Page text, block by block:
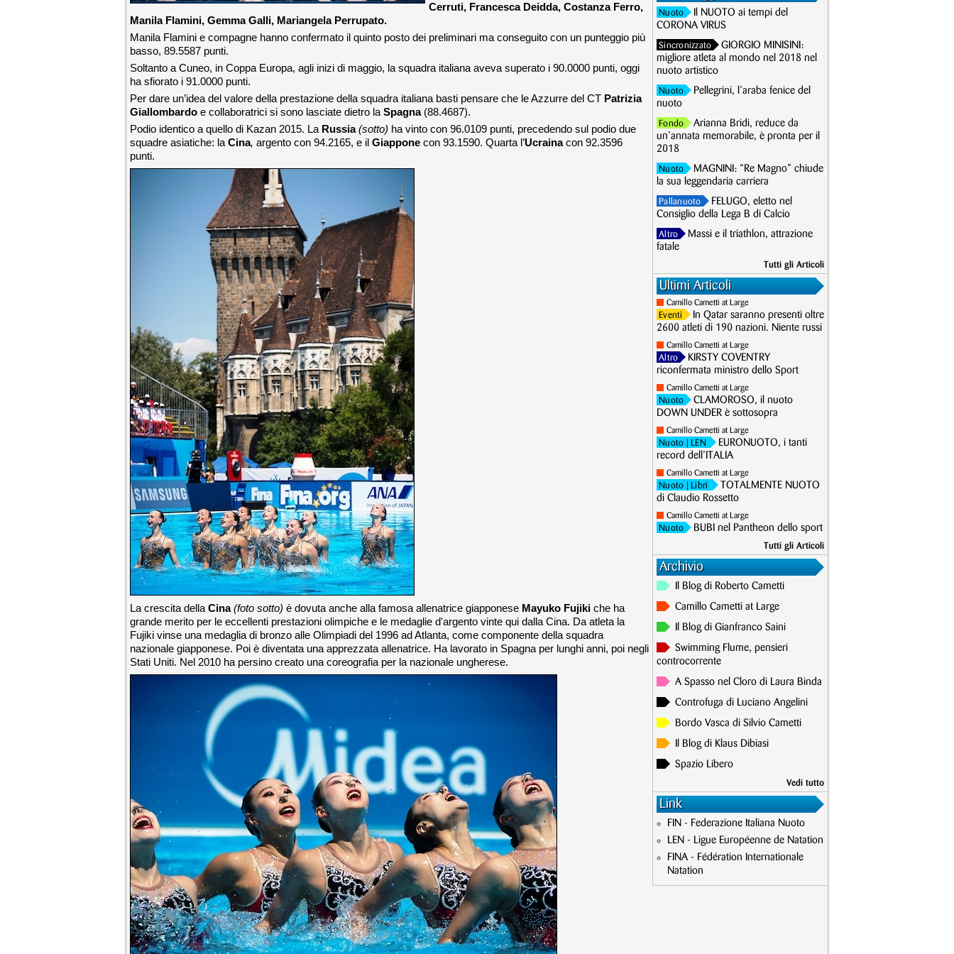
Cerruti, Francesca Deidda, Costanza Ferro,
Manila Flamini, Gemma Galli, Mariangela Perrupato.
Manila Flamini e compagne hanno confermato il quinto posto dei preliminari ma conseguito con un punteggio più
basso, 89.5587 punti.
Soltanto a Cuneo, in Coppa Europa, agli inizi di maggio, la squadra italiana aveva superato i 90.0000 punti, oggi
ha sfiorato i 91.0000 punti.
Per dare un’idea del valore della prestazione della squadra italiana basti pensare che le Azzurre del CT Patrizia
Giallombardo e collaboratrici si sono lasciate dietro la Spagna (88.4687).
Podio identico a quello di Kazan 2015. La Russia (sotto) ha vinto con 96.0109 punti, precedendo sul podio due
squadre asiatiche: la Cina, argento con 94.2165, e il Giappone con 93.1590. Quarta l’Ucrainacon 92.3596
punti.
La crescita della Cina(foto sotto) è dovuta anche alla famosa allenatrice giapponese Mayuko Fujiki che ha
grande merito per le eccellenti prestazioni olimpiche e le medaglie d'argento vinte qui dalla Cina. Da atleta la
Fujiki vinse una medaglia di bronzo alle Olimpiadi del 1996 ad Atlanta, come componente della squadra
nazionale giapponese. Poi è diventata una apprezzata allenatrice. Ha lavorato in Spagna per lunghi anni, poi negli
Stati Uniti. Nel 2010 ha persino creato una coreografia per la nazionale ungherese.
Nuoto
Il NUOTO ai tempi del
CORONA VIRUS
Sincronizzato
GIORGIO MINISINI:
migliore atleta al mondo nel 2018 nel
nuoto artistico
Nuoto
Pellegrini, l’araba fenice del
nuoto
Fondo
Arianna Bridi, reduce da
un’annata memorabile, è pronta per il
2018
Nuoto
MAGNINI: “Re Magno” chiude
la sua leggendaria carriera
Pallanuoto
FELUGO, eletto nel
Consiglio della Lega B di Calcio
Altro
Massi e il triathlon, attrazione
fatale
Tutti gli Articoli
Ultimi Articoli
Camillo Cametti at Large
Eventi
In Qatar saranno presenti oltre
2600 atleti di 190 nazioni. Niente russi
Camillo Cametti at Large
Altro
KIRSTY COVENTRY
riconfermata ministro dello Sport
Camillo Cametti at Large
Nuoto
CLAMOROSO, il nuoto
DOWN UNDER è sottosopra
Camillo Cametti at Large
Nuoto | LEN
EURONUOTO, i tanti
record dell’ITALIA
Camillo Cametti at Large
Nuoto | Libri
TOTALMENTE NUOTO
di Claudio Rossetto
Camillo Cametti at Large
Nuoto BUBI nel Pantheon dello sport
Tutti gli Articoli
Archivio
Il Blog di Roberto Cametti
Camillo Cametti at Large
Il Blog di Gianfranco Saini
Swimming Flume, pensieri
controcorrente
A Spasso nel Cloro di Laura Binda
Controfuga di Luciano Angelini
Bordo Vasca di Silvio Cametti
Il Blog di Klaus Dibiasi
Spazio Libero
Vedi tutto
Link
FIN - Federazione Italiana Nuoto
LEN - Ligue Européenne de Natation
FINA - Fédération Internationale
Natation